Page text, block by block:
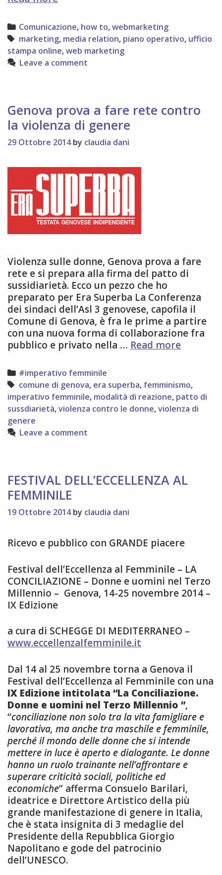
per
un
piano
di
web
Categories
Comunicazione, how to,webmarketing
Tags
marketing, media relation, piano operativo, ufficio
stampa online,web marketing
Leave a comment
Genova prova a fare rete contro
la violenza di genere
29 Ottobre 2014 by claudia dani
Violenza sulle donne, Genova prova a fare
rete e si prepara alla firma del patto di
sussidiarietà. Ecco un pezzo che ho
preparato per Era Superba La Conferenza
dei sindaci dell’Asl 3 genovese, capofila il
Comune di Genova, è fra le prime a partire
con una nuova forma di collaborazione fra
pubblico e privato nella … Read moreGenova
fare
rete
contro
la
Categories
#imperativo femminile
Tags
comune di genova, era superba, femminismo,
imperativo femminile, modalità di reazione, patto di
sussdiarietà,violenza contro le donne,violenza di
genere
Leave a comment
FESTIVAL DELL’ECCELLENZA AL
FEMMINILE
19 Ottobre 2014 by claudia dani
Ricevo e pubblico con GRANDE piacere
Festival dell’Eccellenza al Femminile – LA
CONCILIAZIONE – Donne e uomini nel Terzo
Millennio – Genova, 14-25 novembre 2014 –
IX Edizione
a cura di SCHEGGE DI MEDITERRANEO –
www.eccellenzalfemminile.it
Dal 14 al 25 novembre torna a Genova il
Festival dell’Eccellenza al Femminile con una
IX Edizione intitolata “La Conciliazione.
Donne e uomini nel Terzo Millennio ”,
“conciliazione non solo tra la vita famigliare e
lavorativa, ma anche tra maschile e femminile,
perché il mondo delle donne che si intende
mettere in luce è aperto e dialogante. Le donne
hanno un ruolo trainante nell’affrontare e
superare criticità sociali, politiche ed
economiche” afferma Consuelo Barilari,
ideatrice e Direttore Artistico della più
grande manifestazione di genere in Italia,
che è stata insignita di 3 medaglie del
Presidente della Repubblica Giorgio
Napolitano e gode del patrocinio
dell’UNESCO.